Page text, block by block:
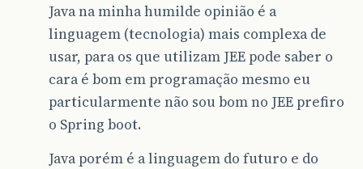
Java na minha humilde opinião é a
linguagem (tecnologia) mais complexa de
usar, para os que utilizam JEE pode saber o
cara é bom em programação mesmo eu
particularmente não sou bom no JEE prefiro
o Spring boot.
Java porém é a linguagem do futuro e do